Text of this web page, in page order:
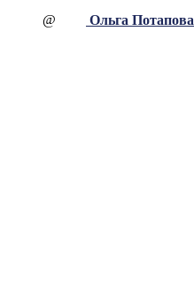
@ Ольга Потапова